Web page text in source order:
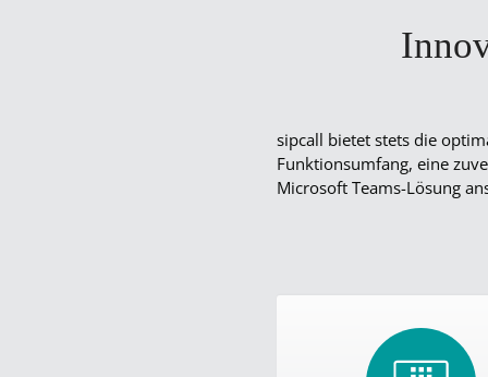
sipcall bietet stets die
Funktionsumfang, eine
Microsoft Teams-Lösung